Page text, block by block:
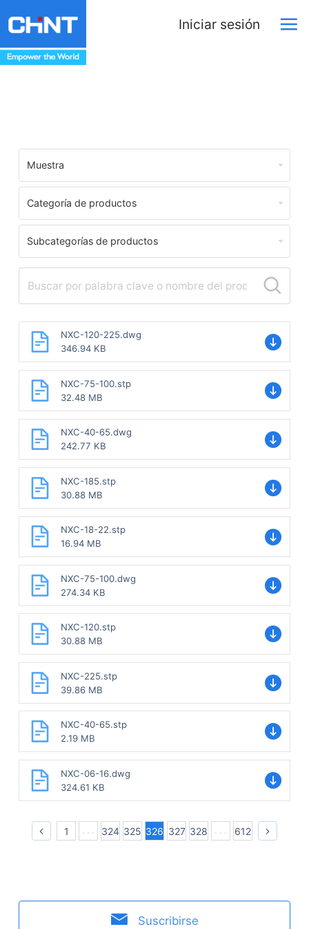
Iniciar sesión
Muestra
Categoría de productos
Subcategorías de productos
NXC-120-225.dwg
346.94 KB
NXC-75-100.stp
32.48 MB
NXC-40-65.dwg
242.77 KB
NXC-185.stp
30.88 MB
NXC-18-22.stp
16.94 MB
NXC-75-100.dwg
274.34 KB
NXC-120.stp
30.88 MB
NXC-225.stp
39.86 MB
NXC-40-65.stp
2.19 MB
NXC-06-16.dwg
324.61 KB
1 324 325 326 327 328 612
Suscribirse